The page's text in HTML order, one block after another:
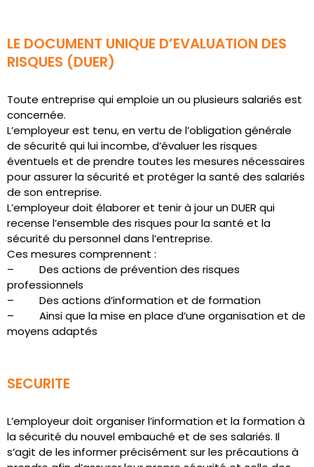
LE DOCUMENT UNIQUE D’EVALUATION DES
RISQUES (DUER)
Toute entreprise qui emploie un ou plusieurs salariés est
concernée.
L’employeur est tenu, en vertu de l’obligation générale
de sécurité qui lui incombe, d’évaluer les risques
éventuels et de prendre toutes les mesures nécessaires
pour assurer la sécurité et protéger la santé des salariés
de son entreprise.
L’employeur doit élaborer et tenir à jour un DUER qui
recense l’ensemble des risques pour la santé et la
sécurité du personnel dans l’entreprise.
Ces mesures comprennent :
– Des actions de prévention des risques
professionnels
– Des actions d’information et de formation
– Ainsi que la mise en place d’une organisation et de
moyens adaptés
SECURITE
L’employeur doit organiser l’information et la formation à
la sécurité du nouvel embauché et de ses salariés. Il
s’agit de les informer précisément sur les précautions à